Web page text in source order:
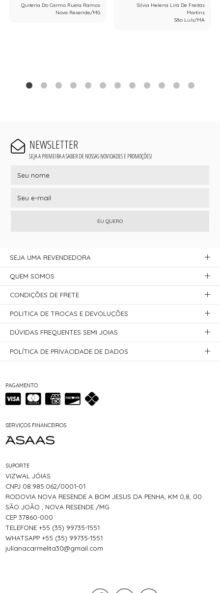
Quiteria Do Carmo Ruela Ramos
Nova Resende/MG
Silvia Helena Lira De Freitas
Martins
São Luís/MA
NEWSLETTER
SEJA A PRIMEIRA A SABER DE NOSSAS NOVIDADES E PROMOÇÕES!
EU QUERO
PAGAMENTO
SERVIÇOS FINANCEIROS
SUPORTE
VIZWAL JÓIAS
CNPJ 08.985.062/0001-01
RODOVIA NOVA RESENDE A BOM JESUS DA PENHA, KM 0,8, 00
SÃO JOÃO , NOVA RESENDE /MG
CEP 37860-000
TELEFONE +55 (35) 99735-1551
WHATSAPP +55 (35) 99735-1551
julianacarmelita30@gmail.com
SEJA UMA REVENDEDORA
QUEM SOMOS
CONDIÇÕES DE FRETE
POLITICA DE TROCAS E DEVOLUÇÕES
DÚVIDAS FREQUENTES SEMI JOIAS
POLÍTICA DE PRIVACIDADE DE DADOS